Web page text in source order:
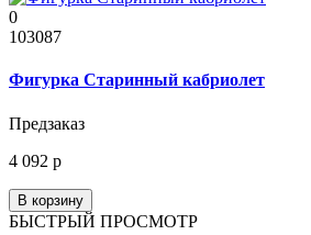
0
103087
Фигурка Старинный кабриолет
Предзаказ
4 092 р
В корзину
БЫСТРЫЙ ПРОСМОТР